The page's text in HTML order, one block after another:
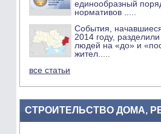
единообразный
нормативов
События,
2014 году,
людей на «до» и
жител
все статьи
СТРОИТЕЛЬСТВО ДОМА,